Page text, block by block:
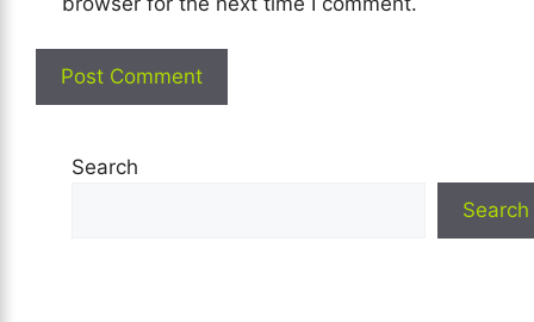
Search
Search